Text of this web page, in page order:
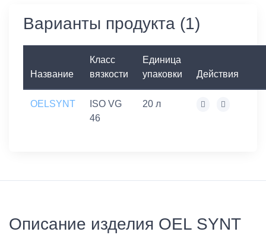
Варианты продукта (1)
Название
Класс
вязкости
Единица
упаковки
Действия
OELSYNT
ISO VG
46
20 л
Описание изделия OEL SYNT